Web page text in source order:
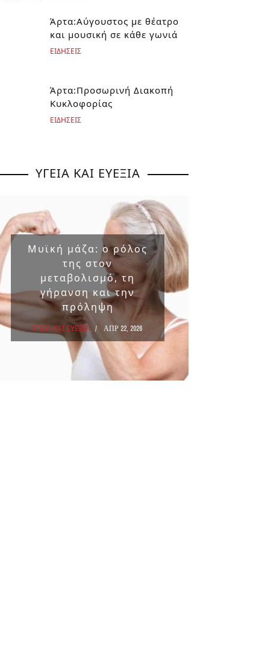
Άρτα:Αύγουστος με θέατρο
και μουσική σε κάθε γωνιά
ΕΙΔΗΣΕΙΣ
Άρτα:Προσωρινή Διακοπή
Κυκλοφορίας
ΕΙΔΗΣΕΙΣ
ΥΓΕΙΑ ΚΑΙ ΕΥΕΞΙΑ
Μυϊκή μάζα: ο ρόλος
της στον
μεταβολισμό, τη
γήρανση και την
πρόληψη
ΥΓΕΙΑ ΚΑΙ ΕΥΕΞΙΑ ΑΠΡ 22, 2026